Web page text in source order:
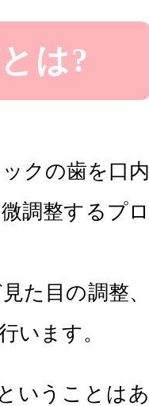
は?
クの歯を口内
調整するプロ
た目の調整、
います。
いうことはあ